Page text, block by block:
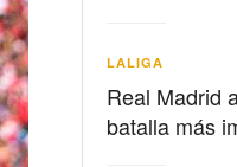
LALIGA
Real Madrid
batalla más